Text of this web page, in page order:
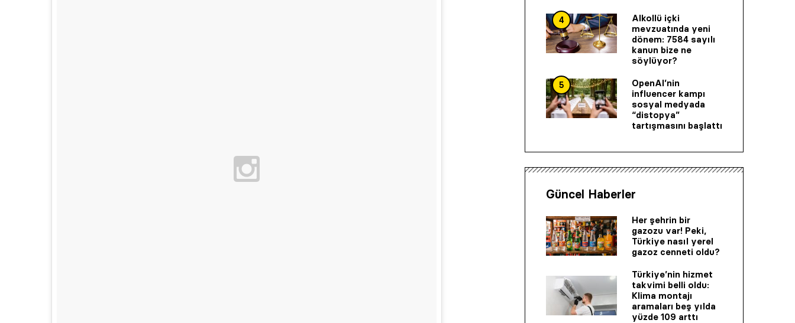
4
Alkollü içki
mevzuatında yeni
dönem: 7584 sayılı
kanun bize ne
söylüyor?
5
OpenAI’nin
influencer kampı
sosyal medyada
“distopya”
tartışmasını başlattı
Güncel Haberler
Her şehrin bir
gazozu var! Peki,
Türkiye nasıl yerel
gazoz cenneti oldu?
Türkiye’nin hizmet
takvimi belli oldu:
Klima montajı
aramaları beş yılda
yüzde 109 arttı